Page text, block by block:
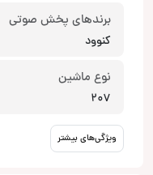
برندهای پخش صوتی
کنوود
نوع ماشین
207
ویژگی‌های بیشتر